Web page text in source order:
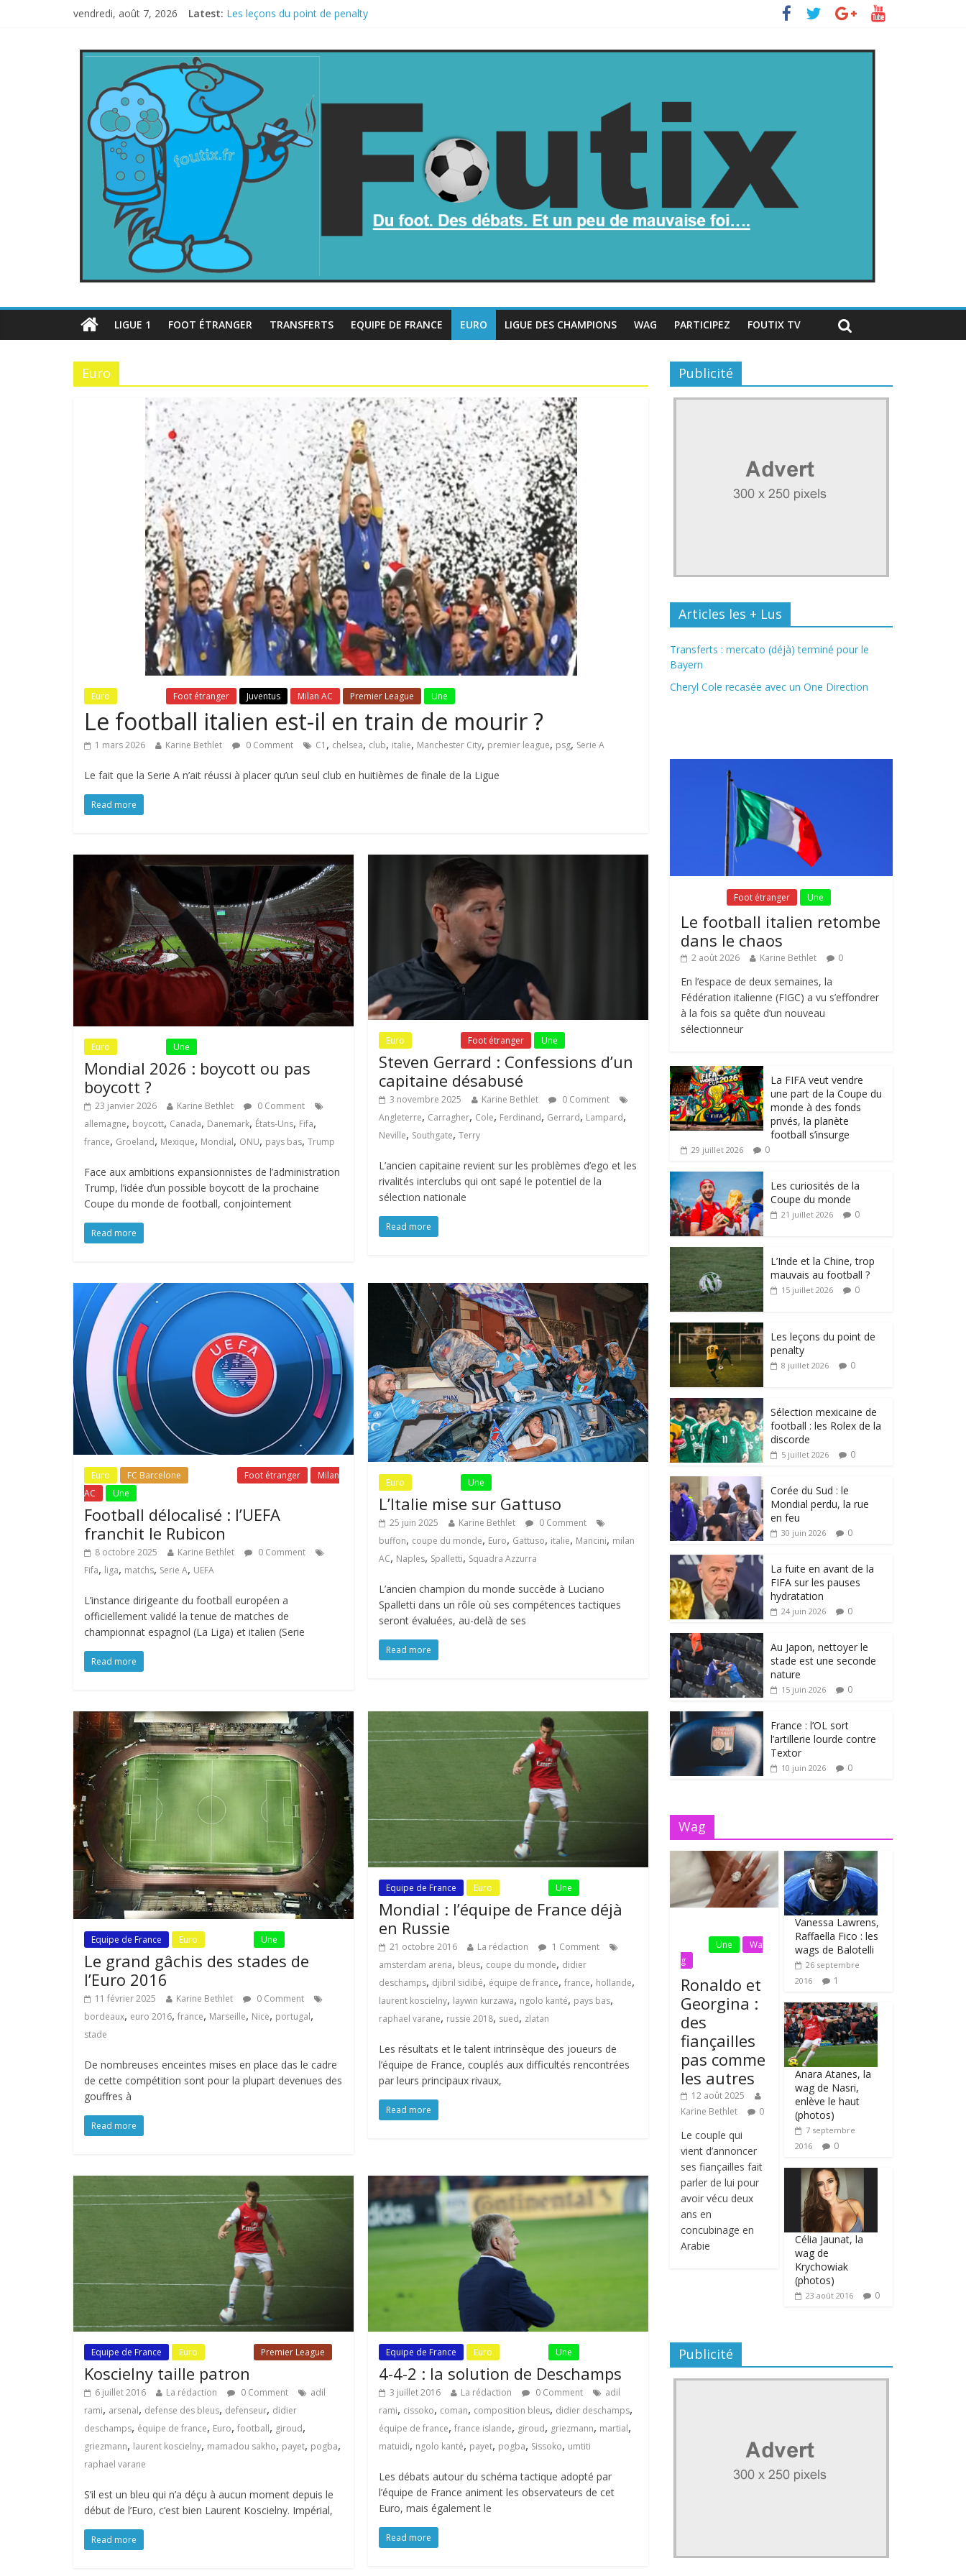
vendredi, août 7, 2026 Latest: Les leçons du point de penalty
Les curiosités de la Coupe du monde
L’Inde et la Chine, trop mauvais au football ?
LIGUE 1 FOOT ÉTRANGER TRANSFERTS EQUIPE DE FRANCE EURO LIGUE DES CHAMPIONS WAG PARTICIPEZ FOUTIX TV
Euro
Euro Foot étranger Juventus Milan AC Premier League Une
Le football italien est-il en train de mourir ?
1 mars 2026 Karine Bethlet 0 Comment C1 , chelsea, club, italie, Manchester City, premier league, psg, Serie A
Le fait que la Serie A n’ait réussi à placer qu’un seul club en huitièmes de finale de la Ligue
Read more
Euro Une
Mondial 2026 : boycott ou pas
boycott ?
23 janvier 2026 Karine Bethlet
0 Comment
allemagne, boycott, Canada, Danemark, États-Uns, Fifa,
france, Groeland, Mexique, Mondial, ONU, pays bas, Trump
Face aux ambitions expansionnistes de l’administration
Trump, l’idée d’un possible boycott de la prochaine
Coupe du monde de football, conjointement
Read more
Euro Foot étranger Une
Steven Gerrard : Confessions d’un
capitaine désabusé
3 novembre 2025 Karine Bethlet
0 Comment
Angleterre, Carragher, Cole, Ferdinand, Gerrard, Lampard,
Neville, Southgate,Terry
L’ancien capitaine revient sur les problèmes d’ego et les
rivalités interclubs qui ont sapé le potentiel de la
sélection nationale
Read more
Euro FC Barcelone Foot étranger
Milan
AC
Une
Football délocalisé : l’UEFA
franchit le Rubicon
8 octobre 2025 Karine Bethlet
0 Comment
Fifa, liga, matchs, Serie A, UEFA
L’instance dirigeante du football européen a
officiellement validé la tenue de matches de
championnat espagnol (La Liga) et italien (Serie
Read more
Euro Une
L’Italie mise sur Gattuso
25 juin 2025 Karine Bethlet
0 Comment
buffon, coupe du monde, Euro, Gattuso, italie, Mancini, milan
AC, Naples, Spalletti, Squadra Azzurra
L’ancien champion du monde succède à Luciano
Spalletti dans un rôle où ses compétences tactiques
seront évaluées, au-delà de ses
Read more
Equipe de France Euro Une
Le grand gâchis des stades de
l’Euro 2016
11 février 2025 Karine Bethlet
0 Comment
bordeaux, euro 2016, france, Marseille, Nice, portugal,
stade
De nombreuses enceintes mises en place das le cadre
de cette compétition sont pour la plupart devenues des
gouffres à
Read more
Equipe de France Euro Une
Mondial : l’équipe de France déjà
en Russie
21 octobre 2016 La rédaction
1 Comment
amsterdam arena, bleus, coupe du monde, didier
deschamps, djibril sidibé, équipe de france,france, hollande,
laurent koscielny, laywin kurzawa, ngolo kanté, pays bas,
raphael varane, russie 2018, sued, zlatan
Les résultats et le talent intrinsèque des joueurs de
l’équipe de France, couplés aux difficultés rencontrées
par leurs principaux rivaux,
Read more
Equipe de France Euro Premier League
Koscielny taille patron
6 juillet 2016 La rédaction 0 Comment
adil
rami, arsenal, defense des bleus, defenseur, didier
deschamps, équipe de france, Euro, football, giroud,
griezmann, laurent koscielny, mamadou sakho, payet, pogba,
raphael varane
S’il est un bleu qui n’a déçu à aucun moment depuis le
début de l’Euro, c’est bien Laurent Koscielny. Impérial,
Read more
Equipe de France Euro Une
4-4-2 : la solution de Deschamps
3 juillet 2016 La rédaction 0 Comment
adil
rami, cissoko, coman, composition bleus, didier deschamps,
équipe de france,france islande, giroud, griezmann, martial,
matuidi, ngolo kanté, payet, pogba, Sissoko, umtiti
Les débats autour du schéma tactique adopté par
l’équipe de France animent les observateurs de cet
Euro, mais également le
Read more
Publicité
Articles les + Lus
Transferts : mercato (déjà) terminé pour le
Bayern
Cheryl Cole recasée avec un One Direction
Foot étranger Une
Le football italien retombe
dans le chaos
2 août 2026 Karine Bethlet 0
En l’espace de deux semaines, la
Fédération italienne (FIGC) a vu s’effondrer
à la fois sa quête d’un nouveau
sélectionneur
La FIFA veut vendre
une part de la Coupe du
monde à des fonds
privés, la planète
football s’insurge
29 juillet 2026 0
Les curiosités de la
Coupe du monde
21 juillet 2026 0
L’Inde et la Chine, trop
mauvais au football ?
15 juillet 2026 0
Les leçons du point de
penalty
8 juillet 2026 0
Sélection mexicaine de
football : les Rolex de la
discorde
5 juillet 2026 0
Corée du Sud : le
Mondial perdu, la rue
en feu
30 juin 2026 0
La fuite en avant de la
FIFA sur les pauses
hydratation
24 juin 2026 0
Au Japon, nettoyer le
stade est une seconde
nature
15 juin 2026 0
France : l’OL sort
l’artillerie lourde contre
Textor
10 juin 2026 0
Wag
Une
Wa
g
Ronaldo et
Georgina :
des
fiançailles
pas comme
les autres
12 août 2025
Karine Bethlet
0
Le couple qui
vient d’annoncer
ses fiançailles fait
parler de lui pour
avoir vécu deux
ans en
concubinage en
Arabie
Vanessa Lawrens,
Raffaella Fico : les
wags de Balotelli
26 septembre
2016
1
Anara Atanes, la
wag de Nasri,
enlève le haut
(photos)
7 septembre
2016
0
Célia Jaunat, la
wag de
Krychowiak
(photos)
23 août 2016 0
Publicité